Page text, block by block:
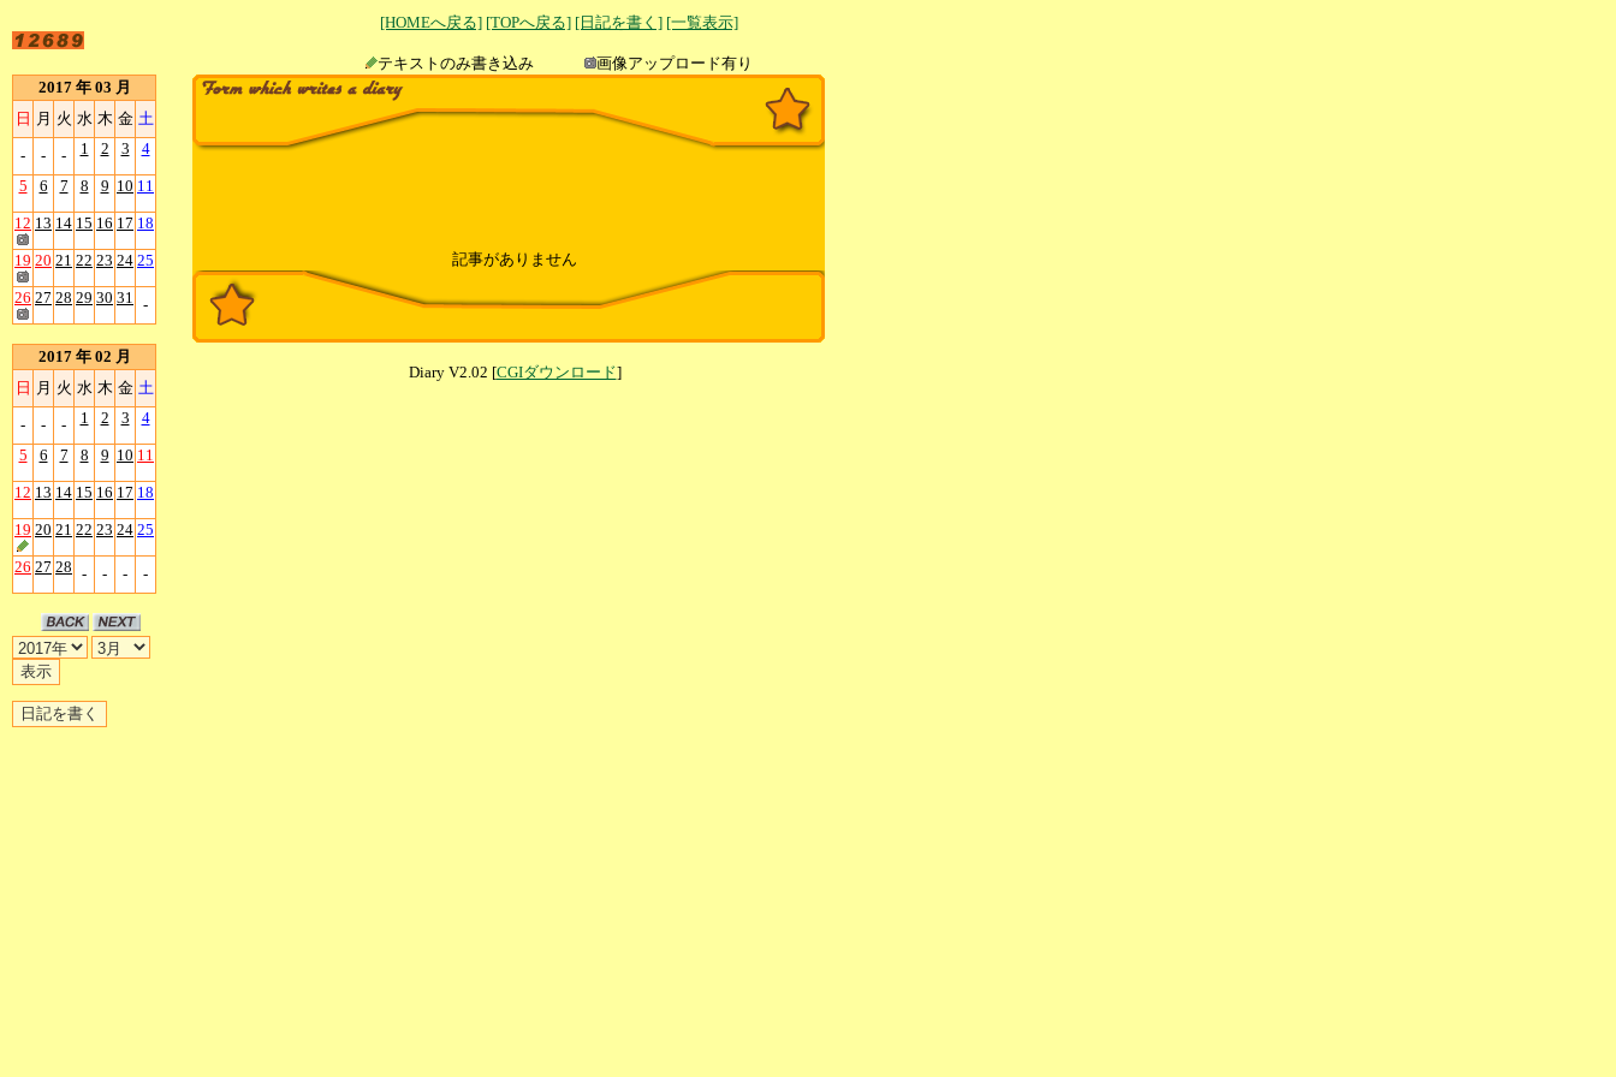
[HOMEへ戻る] [TOPへ戻る] [日記を書く] [一覧表示]
テキストのみ書き込み
画像アップロード有り
2017 年 03 月
日 月 火 水 木 金 土
- - - 1 2 3 4
5 6 7 8 9 10 11
12 13 14 15 16 17 18
19 20 21 22 23 24 25
26 27 28 29 30 31 -
2017 年 02 月
日 月 火 水 木 金 土
- - - 1 2 3 4
5 6 7 8 9 10 11
12 13 14 15 16 17 18
19 20 21 22 23 24 25
26 27 28 - - - -
記事がありません
Diary V2.02 [CGIダウンロード]